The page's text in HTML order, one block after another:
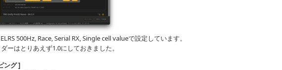
500Hz, Race, Serial RX, Single cell valueで設定しています。
ーはとりあえず1.0にしておきました。
ング ]